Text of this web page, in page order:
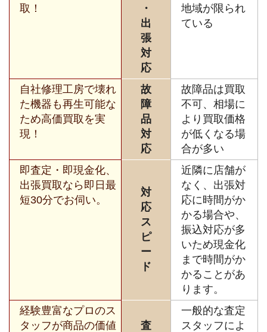
取！
・
出
張
対
応
地域が限られ
ている
自社修理工房で壊れ
た機器も再生可能な
ため高価買取を実
現！
故
障
品
対
応
故障品は買取
不可、相場に
より買取価格
が低くなる場
合が多い
即査定・即現金化、
出張買取なら即日最
短30分でお伺い。
対
応
ス
ピ
ー
ド
近隣に店舗が
なく、出張対
応に時間がか
かる場合や、
振込対応が多
いため現金化
まで時間がか
かることがあ
ります。
経験豊富なプロのス
タッフが商品の価値
査
一般的な査定
スタッフによ